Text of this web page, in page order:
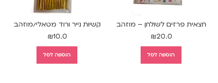
חצאית פרזים לשולחן – מוזהב
₪20.0
הוספה לסל
קשיות נייר ורוד מטאלי/מוזהב
₪10.0
הוספה לסל